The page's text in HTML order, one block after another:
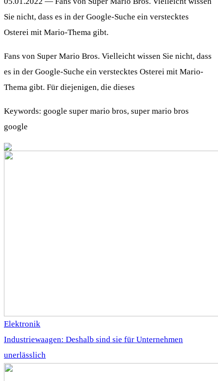
Sie nicht, dass es in der Google-Suche ein verstecktes
Osterei mit Mario-Thema gibt.
Fans von Super Mario Bros. Vielleicht wissen Sie nicht, dass
es in der Google-Suche ein verstecktes Osterei mit Mario-
Thema gibt. Für diejenigen, die dieses
Keywords: google super mario bros, super mario bros
google
Elektronik
Industriewaagen: Deshalb sind sie für Unternehmen
unerlässlich